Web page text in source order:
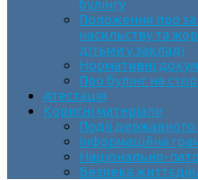
булінгу
Положення про
насильству та
дітьми у закладі
Нормативні
Про булінг на
Атестація
Корисні матеріали
Події
Інформаційна
Національно-
Безпека